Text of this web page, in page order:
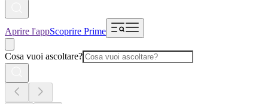
Aprire l'appScoprire Prime
Cosa vuoi ascoltare?